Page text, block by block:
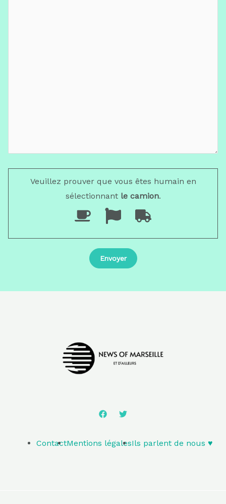
Veuillez prouver que vous êtes humain en
sélectionnantle camion.
ContactMentions légalesIls parlent de nous ♥️